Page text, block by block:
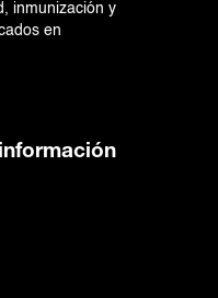
inmunización y
en